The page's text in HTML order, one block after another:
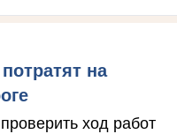
на
ход работ